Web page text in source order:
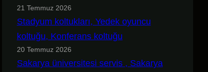
21 Temmuz 2026
Stadyum koltukları, Yedek oyuncu
koltuğu, Konferans koltuğu
20 Temmuz 2026
Sakarya üniversitesi servis , Sakarya